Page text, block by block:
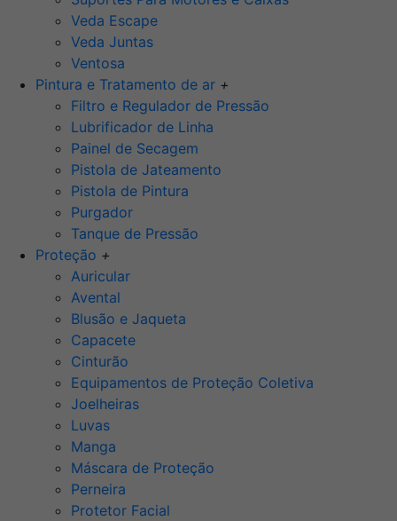
Veda Escape
Veda Juntas
Ventosa
Pintura e Tratamento de ar +
Filtro e Regulador de Pressão
Lubrificador de Linha
Painel de Secagem
Pistola de Jateamento
Pistola de Pintura
Purgador
Tanque de Pressão
Proteção +
Auricular
Avental
Blusão e Jaqueta
Capacete
Cinturão
Equipamentos de Proteção Coletiva
Joelheiras
Luvas
Manga
Máscara de Proteção
Perneira
Protetor Facial